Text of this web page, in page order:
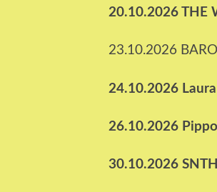
20.10.2026 THE
23.10.2026
24.10.2026
26.10.2026
30.10.2026